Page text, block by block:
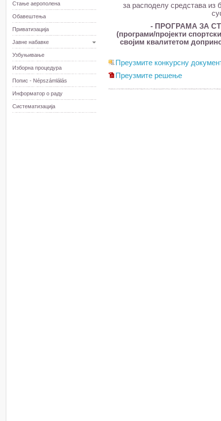
Стање аерополена
Обавештења
Приватизација
Јавне набавке
Узбуњивање
Изборна процедура
Попис - Népszámlálás
Информатор о раду
Систематизација
за расподелу средстава из
- ПРОГРАМА ЗА
(програми/пројекти
својим квалитетом
Преузмите конкурсну
Преузмите решење